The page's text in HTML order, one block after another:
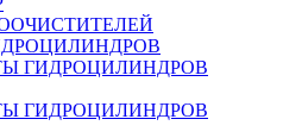
ГИДРОЦИЛИНДРОВ
ГИДРОЦИЛИНДРОВ